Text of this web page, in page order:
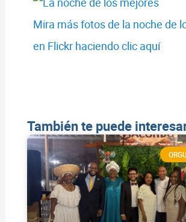
Mira más fotos de la noche de
en Flickr haciendo clic aquí
También te puede